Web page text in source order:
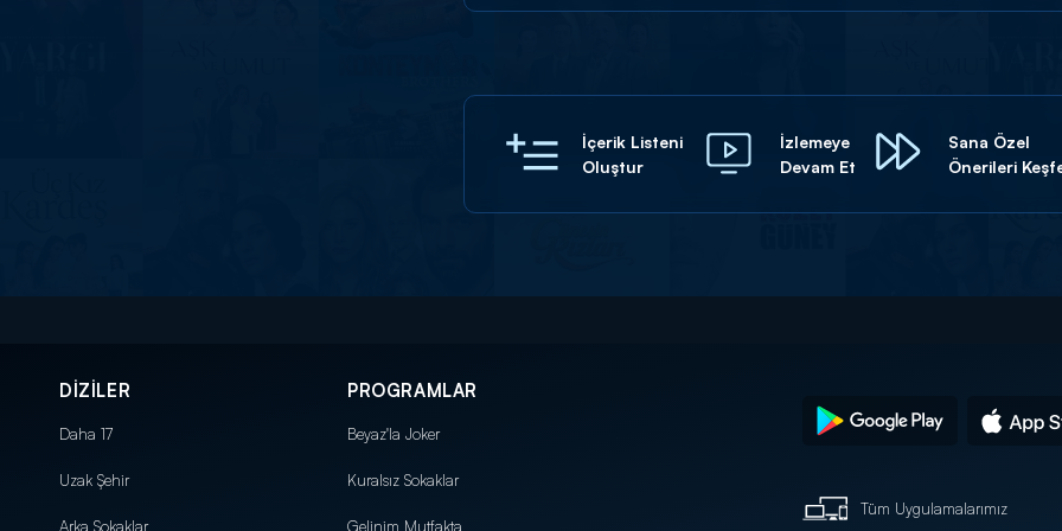
İçerik Listeni
Oluştur
İzlemeye
Devam Et
Sana Özel
Önerileri
DİZİLER
Daha 17
Uzak Şehir
Arka Sokaklar
PROGRAMLAR
Beyaz'la Joker
Kuralsız Sokaklar
Gelinim Mutfakta
Tüm Uygulamalarımız